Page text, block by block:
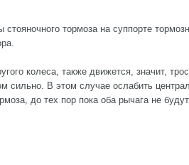
тормоза на суппорте
колеса, также движется, значит,
сильно. В этом случае ослабить
до тех пор пока оба рычага не будут